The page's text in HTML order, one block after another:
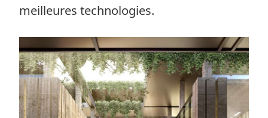
meilleures technologies.